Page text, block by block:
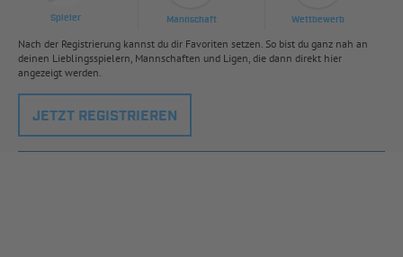
Spieler Mannschaft Wettbewerb
Nach der Registrierung kannst du dir Favoriten setzen. So bist du ganz nah an
deinen Lieblingsspielern, Mannschaften und Ligen, die dann direkt hier
angezeigt werden.
JETZT REGISTRIEREN